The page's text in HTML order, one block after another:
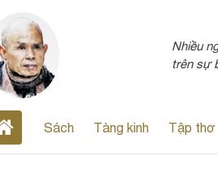
Nhiều
trên sự
Sách Tàng kinh Tập thơ